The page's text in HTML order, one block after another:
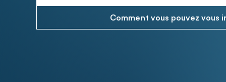
Comment vous pouvez vous